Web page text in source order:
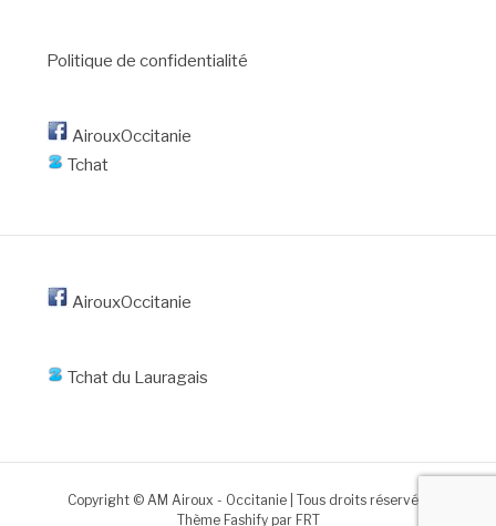
Politique de confidentialité
AirouxOccitanie
Tchat
AirouxOccitanie
Tchat du Lauragais
Copyright © AM Airoux - Occitanie | Tous droits réservés.
Thème Fashify par FRT